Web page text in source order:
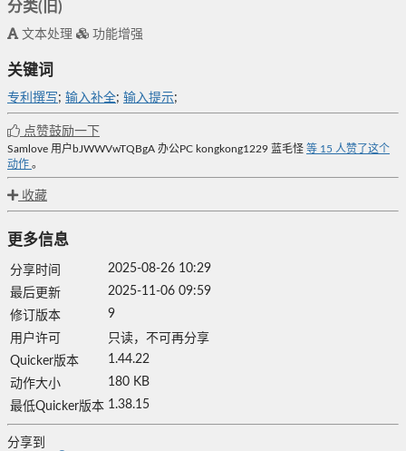
分类(旧)
文本处理 功能增强
关键词
专利撰写; 输入补全; 输入提示;
点赞鼓励一下
Samlove 用户bJWWVwTQBgA 办公PC kongkong1229 蓝毛怪 等 15 人赞了这个
动作 。
收藏
更多信息
分享时间
2025-08-26 10:29
最后更新
2025-11-06 09:59
修订版本
9
用户许可
只读，不可再分享
Quicker版本
1.44.22
动作大小
180 KB
最低Quicker版本 1.38.15
分享到